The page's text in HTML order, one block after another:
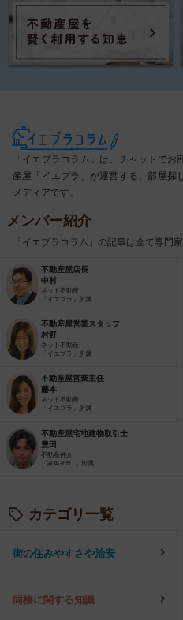
「イエプラコラム」は、チャットで
産屋「イエプラ」が運営する、部屋探
メディアです。
メンバー紹介
「イエプラコラム」の記事は全て専門
不動産屋店長
中村
ネット不動産
「イエプラ」所属
不動産屋営業スタッフ
村野
ネット不動産
「イエプラ」所属
不動産屋営業主任
藤本
ネット不動産
「イエプラ」所属
不動産屋宅地建物取引士
豊田
不動産仲介
「家AGENT」所属
カテゴリ一覧
街の住みやすさや治安
同棲に関する知識